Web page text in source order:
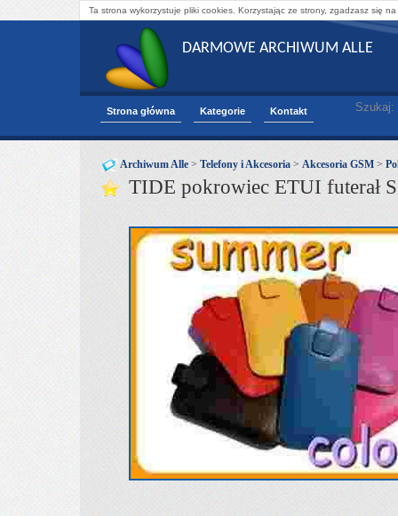
Ta strona wykorzystuje pliki cookies. Korzystając ze strony, zgadzasz się
DARMOWE ARCHIWUM ALLE
Strona główna Kategorie Kontakt Szukaj:
Archiwum Alle > Telefony i Akcesoria > Akcesoria GSM >
TIDE pokrowiec ETUI futerał